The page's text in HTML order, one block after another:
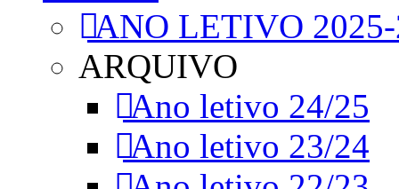
ANO LETIVO
ARQUIVO
Ano letivo 24/25
Ano letivo 23/24